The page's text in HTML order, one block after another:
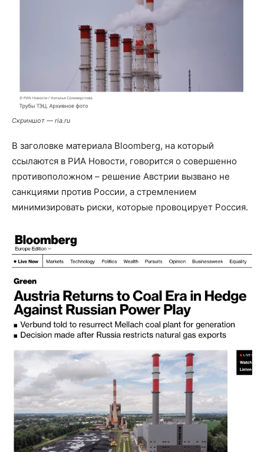
Скриншот — ria.ru
В заголовке материала Bloomberg, на который
ссылаются в РИА Новости, говорится о совершенно
противоположном – решение Австрии вызвано не
санкциями против России, а стремлением
минимизировать риски, которые провоцирует Россия.